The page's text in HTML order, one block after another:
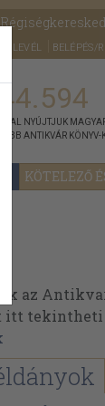
BELÉPÉS/
KÖTELEZŐ
NYÚJTJUK
ANTIKVÁR KÖNYV-
az
itt tekintheti